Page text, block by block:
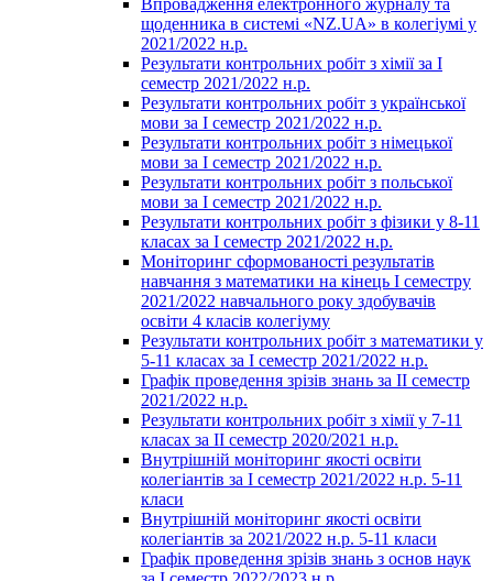
Впровадження електронного журналу та
щоденника в системі «NZ.UA» в колегіумі у
2021/2022 н.р.
Результати контрольних робіт з хімії за І
семестр 2021/2022 н.р.
Результати контрольних робіт з української
мови за І семестр 2021/2022 н.р.
Результати контрольних робіт з німецької
мови за І семестр 2021/2022 н.р.
Результати контрольних робіт з польської
мови за І семестр 2021/2022 н.р.
Результати контрольних робіт з фізики у 8-11
класах за І семестр 2021/2022 н.р.
Моніторинг сформованості результатів
навчання з математики на кінець І семестру
2021/2022 навчального року здобувачів
освіти 4 класів колегіуму
Результати контрольних робіт з математики у
5-11 класах за І семестр 2021/2022 н.р.
Графік проведення зрізів знань за ІІ семестр
2021/2022 н.р.
Результати контрольних робіт з хімії у 7-11
класах за ІІ семестр 2020/2021 н.р.
Внутрішній моніторинг якості освіти
колегіантів за І семестр 2021/2022 н.р. 5-11
класи
Внутрішній моніторинг якості освіти
колегіантів за 2021/2022 н.р. 5-11 класи
Графік проведення зрізів знань з основ наук